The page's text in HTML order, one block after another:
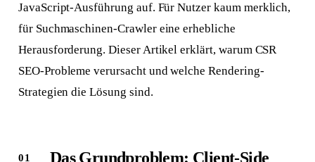
JavaScript-Ausführung auf. Für Nutzer kaum merklich,
für Suchmaschinen-Crawler eine erhebliche
Herausforderung. Dieser Artikel erklärt, warum CSR
SEO-Probleme verursacht und welche Rendering-
Strategien die Lösung sind.
Das Grundproblem: Client-Side